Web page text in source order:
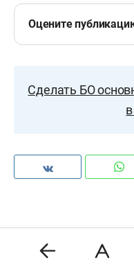
Оцените
Сделать БО
Комментарии 40